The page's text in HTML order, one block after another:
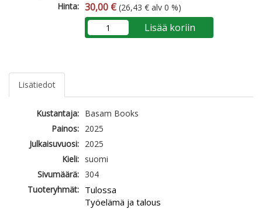
Hinta: 30,00 € (26,43 € alv 0 %)
Lisää koriin
Lisätiedot
Kustantaja: Basam Books
Painos: 2025
Julkaisuvuosi: 2025
Kieli: suomi
Sivumäärä: 304
Tuoteryhmät: Tulossa
Työelämä ja talous